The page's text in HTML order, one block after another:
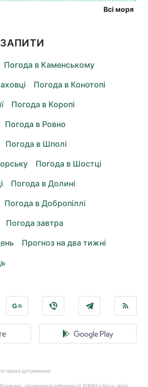
Всі моря
Погода в Каменському
Погода в Конотопі
Погода в Коропі
Погода в Ровно
Погода в Шполі
Погода в Шостці
Погода в Долині
Погода в Добропіллі
Погода завтра
Прогноз на два тижні
права дотримано.
поширення інформації УНІАН у будь-якій